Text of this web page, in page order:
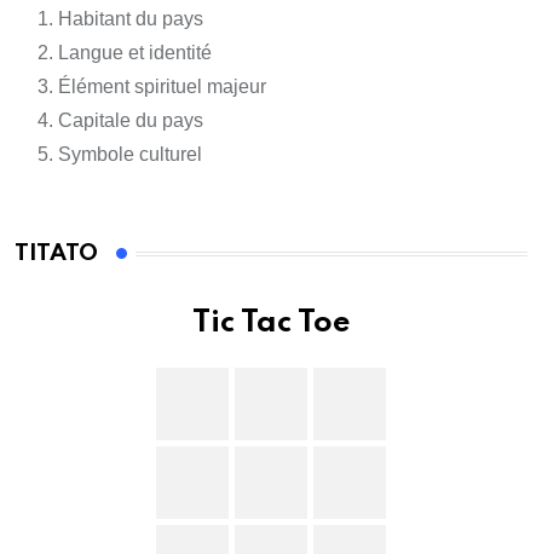
Habitant du pays
Langue et identité
Élément spirituel majeur
Capitale du pays
Symbole culturel
TITATO
Tic Tac Toe